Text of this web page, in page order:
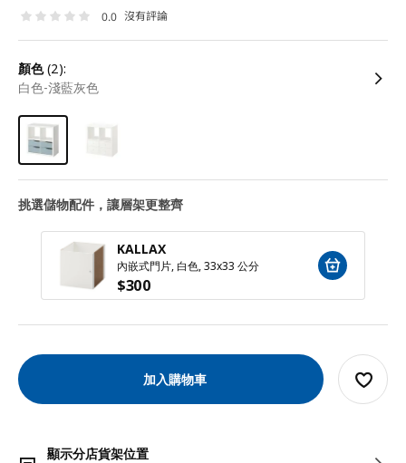
0.0 沒有評論
顏色(2):
白色-淺藍灰色
挑選儲物配件，讓層架更整齊
KALLAX
內嵌式門片, 白色, 33x33 公分
$300
加入購物車
顯示分店貨架位置